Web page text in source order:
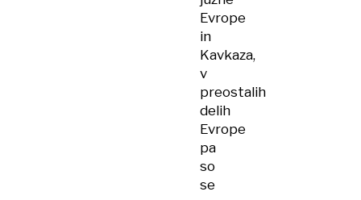
Evrope
in
Kavkaza,
v
preostalih
delih
Evrope
pa
so
se